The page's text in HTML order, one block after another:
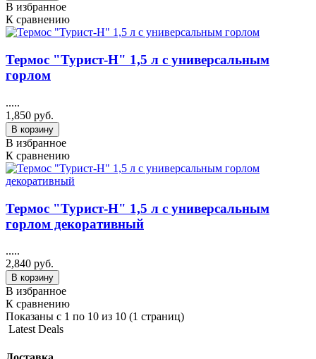
В избранное
К сравнению
Термос "Турист-Н" 1,5 л с универсальным
горлом
.....
1,850 руб.
В корзину
В избранное
К сравнению
Термос "Турист-Н" 1,5 л с универсальным
горлом декоративный
.....
2,840 руб.
В корзину
В избранное
К сравнению
Показаны с 1 по 10 из 10 (1 страниц)
Latest Deals